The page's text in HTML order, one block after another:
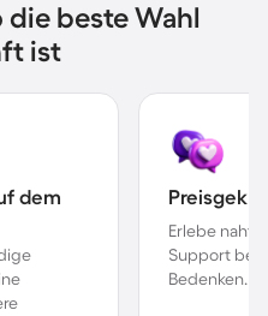
die beste Wahl
ist
dem
Erlebe
Support bei
Bedenken.